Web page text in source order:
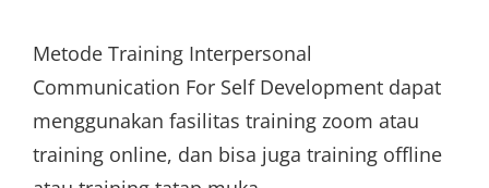
Metode Training Interpersonal
Communication For Self Development dapat
menggunakan fasilitas training zoom atau
training online, dan bisa juga training offline